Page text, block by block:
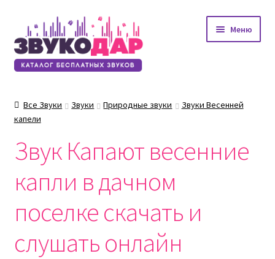
Перейти
к
навигации
Перейти
к
содержимому
Меню
Все Звуки Звуки Природные звуки
Звуки Весенней
капели
Звук Капают весенние
капли в дачном
поселке скачать и
слушать онлайн